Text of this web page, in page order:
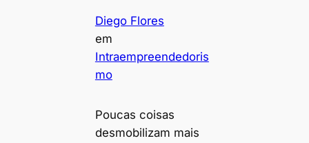
Diego Flores
em
Intraempreendedoris
mo
Poucas coisas
desmobilizam mais